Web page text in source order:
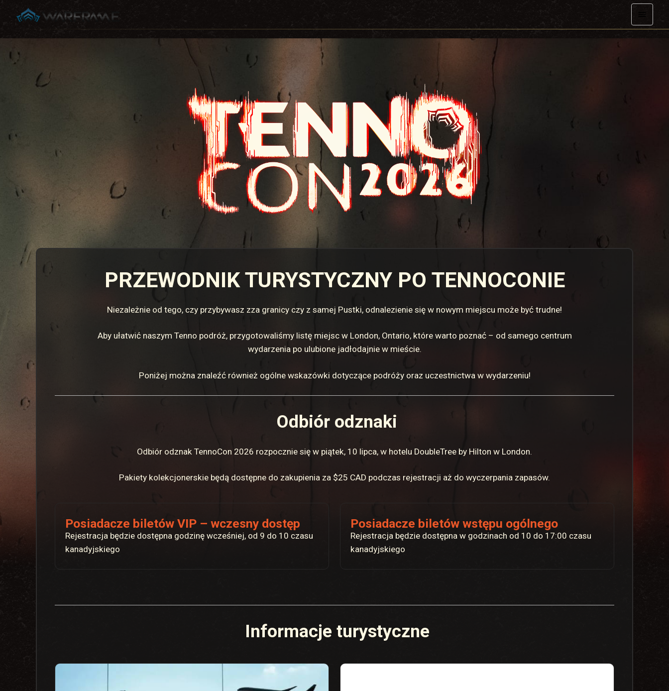
PRZEWODNIK TURYSTYCZNY PO TENNOCONIE
Niezależnie od tego, czy przybywasz zza granicy czy z samej Pustki, odnalezienie się w nowym miejscu może być trudne!
Aby ułatwić naszym Tenno podróż, przygotowaliśmy listę miejsc w London, Ontario, które warto poznać – od samego centrum
wydarzenia po ulubione jadłodajnie w mieście.
Poniżej można znaleźć również ogólne wskazówki dotyczące podróży oraz uczestnictwa w wydarzeniu!
Odbiór odznaki
Odbiór odznak TennoCon 2026 rozpocznie się w piątek, 10 lipca, w hotelu DoubleTree by Hilton w London.
Pakiety kolekcjonerskie będą dostępne do zakupienia za $25 CAD podczas rejestracji aż do wyczerpania zapasów.
Posiadacze biletów VIP – wczesny dostęp
Rejestracja będzie dostępna godzinę wcześniej, od 9 do 10 czasu
kanadyjskiego
Posiadacze biletów wstępu ogólnego
Rejestracja będzie dostępna w godzinach od 10 do 17:00 czasu
kanadyjskiego
Informacje turystyczne